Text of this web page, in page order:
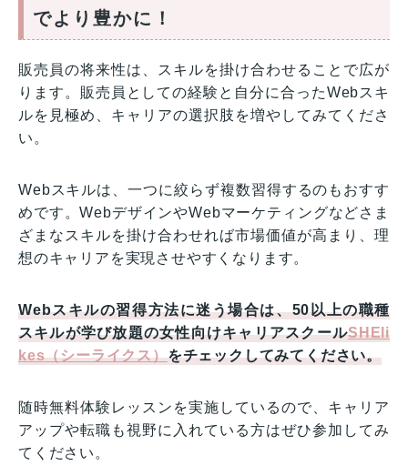
でより豊かに！
販売員の将来性は、スキルを掛け合わせることで広が
ります。販売員としての経験と自分に合ったWebスキ
ルを見極め、キャリアの選択肢を増やしてみてくださ
い。
Webスキルは、一つに絞らず複数習得するのもおすす
めです。WebデザインやWebマーケティングなどさま
ざまなスキルを掛け合わせれば市場価値が高まり、理
想のキャリアを実現させやすくなります。
Webスキルの習得方法に迷う場合は、50以上の職種
スキルが学び放題の女性向けキャリアスクールSHEli
kes（シーライクス）をチェックしてみてください。
随時無料体験レッスンを実施しているので、キャリア
アップや転職も視野に入れている方はぜひ参加してみ
てください。